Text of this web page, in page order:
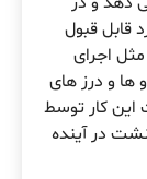
قابل قبول
اجرای
ها و درز های
این کار توسط
در آینده